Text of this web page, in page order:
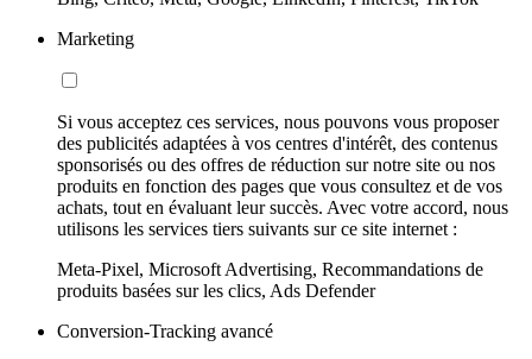
Marketing
Si vous acceptez ces services, nous pouvons vous proposer
des publicités adaptées à vos centres d'intérêt, des contenus
sponsorisés ou des offres de réduction sur notre site ou nos
produits en fonction des pages que vous consultez et de vos
achats, tout en évaluant leur succès. Avec votre accord, nous
utilisons les services tiers suivants sur ce site internet :
Meta-Pixel, Microsoft Advertising, Recommandations de
produits basées sur les clics, Ads Defender
Conversion-Tracking avancé